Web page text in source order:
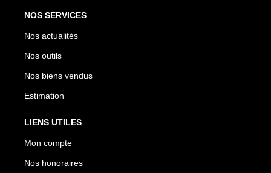
NOS SERVICES
Nos actualités
Nos outils
Nos biens vendus
Estimation
LIENS UTILES
Mon compte
Nos honoraires